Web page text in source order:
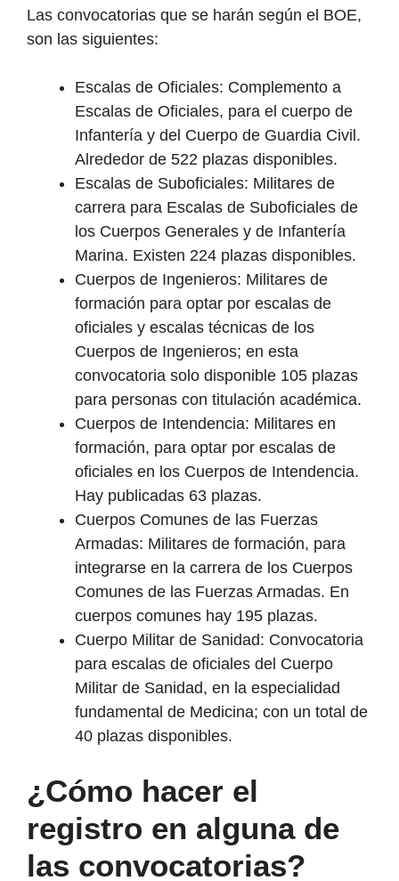
Las convocatorias que se harán según el BOE,
son las siguientes:
Escalas de Oficiales: Complemento a
Escalas de Oficiales, para el cuerpo de
Infantería y del Cuerpo de Guardia Civil.
Alrededor de 522 plazas disponibles.
Escalas de Suboficiales: Militares de
carrera para Escalas de Suboficiales de
los Cuerpos Generales y de Infantería
Marina. Existen 224 plazas disponibles.
Cuerpos de Ingenieros: Militares de
formación para optar por escalas de
oficiales y escalas técnicas de los
Cuerpos de Ingenieros; en esta
convocatoria solo disponible 105 plazas
para personas con titulación académica.
Cuerpos de Intendencia: Militares en
formación, para optar por escalas de
oficiales en los Cuerpos de Intendencia.
Hay publicadas 63 plazas.
Cuerpos Comunes de las Fuerzas
Armadas: Militares de formación, para
integrarse en la carrera de los Cuerpos
Comunes de las Fuerzas Armadas. En
cuerpos comunes hay 195 plazas.
Cuerpo Militar de Sanidad: Convocatoria
para escalas de oficiales del Cuerpo
Militar de Sanidad, en la especialidad
fundamental de Medicina; con un total de
40 plazas disponibles.
¿Cómo hacer el
registro en alguna de
las convocatorias?